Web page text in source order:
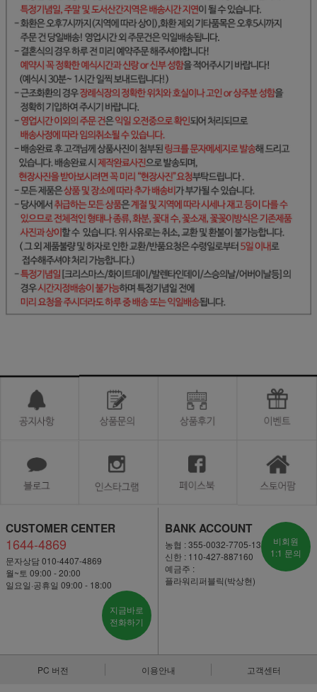
CUSTOMER CENTER
1644-4869
문자상담 010-4407-4869
월~토 09:00 - 20:00
일요일·공휴일 09:00 - 18:00
지금바로
전화하기
BANK ACCOUNT
농협 : 355-0032-7705-13
신한 : 110-427-887160
예금주 :
플라워리퍼블릭(박상현)
비회원
1:1 문의
PC 버전 이용안내 고객센터